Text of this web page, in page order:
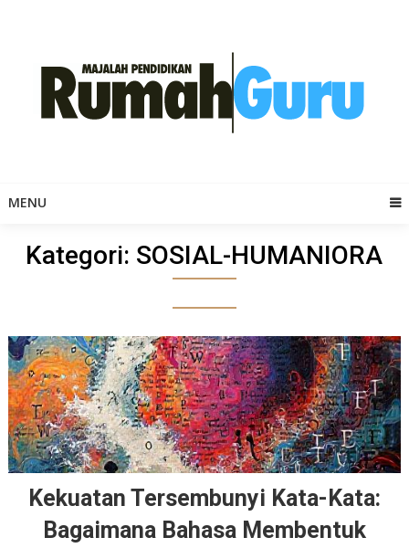
MENU
Kategori: SOSIAL-HUMANIORA
Kekuatan Tersembunyi Kata-Kata:
Bagaimana Bahasa Membentuk